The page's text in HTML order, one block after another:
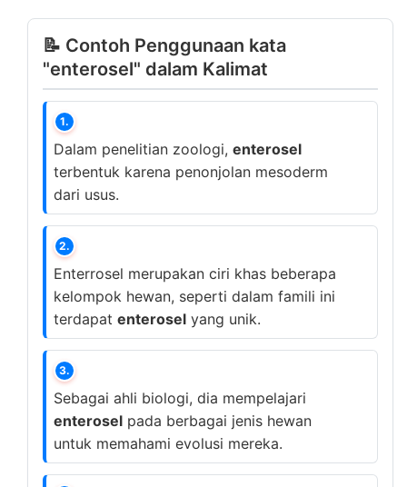
📝 Contoh Penggunaan kata
"enterosel" dalam Kalimat
1.
Dalam penelitian zoologi, enterosel
terbentuk karena penonjolan mesoderm
dari usus.
2.
Enterrosel merupakan ciri khas beberapa
kelompok hewan, seperti dalam famili ini
terdapat enterosel yang unik.
3.
Sebagai ahli biologi, dia mempelajari
enterosel pada berbagai jenis hewan
untuk memahami evolusi mereka.